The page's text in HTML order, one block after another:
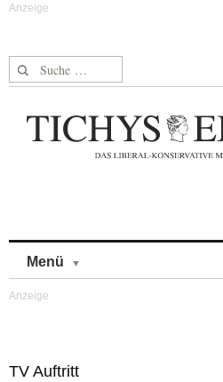
Suche nach:
Menü
TV Auftritt